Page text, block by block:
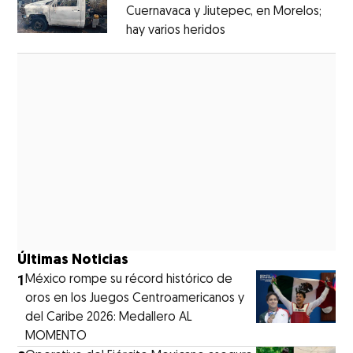
Cuernavaca y Jiutepec, en Morelos;
hay varios heridos
Últimas Noticias
1México rompe su récord histórico de
oros en los Juegos Centroamericanos y
del Caribe 2026: Medallero AL
MOMENTO